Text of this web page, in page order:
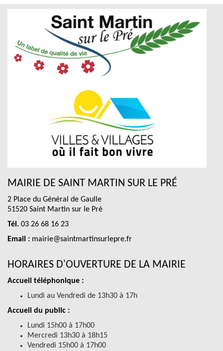
MAIRIE DE SAINT MARTIN SUR LE PRÉ
2 Place du Général de Gaulle
51520 Saint Martin sur le Pré
Tél. 03 26 68 16 23
Email : mairie@saintmartinsurlepre.fr
HORAIRES D'OUVERTURE DE LA MAIRIE
Accueil téléphonique :
Lundi au Vendredi de 13h30 à 17h
Accueil du public :
Lundi 15h00 à 17h00
Mercredi 13h30 à 18h15
Vendredi 15h00 à 17h00